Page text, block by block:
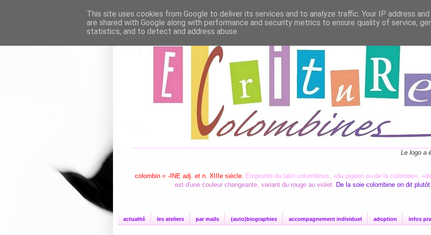
Le logo a
colombin = -INE adj. et n. XIIIe siècle. Emprunté du latin columbinus, «du pigeon ou de la colombe»,
est d'une couleur changeante, variant du rouge au violet. De la soie colombine on dit
actualité les ateliers par mails (auto)biographies accompagnement individuel adoption infos
This site uses cookies from Google to deliver its services and to analyze traffic. Your IP address
are shared with Google along with performance and security metrics to ensure quality of service,
statistics, and to detect and address abuse.